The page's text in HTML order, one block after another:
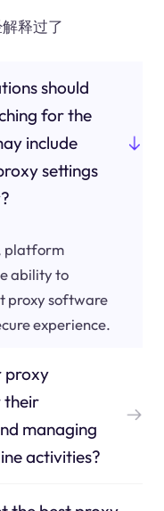
释过了
should
for the
include
settings
platform
ability to
proxy software
experience.
proxy
their
managing
activities?